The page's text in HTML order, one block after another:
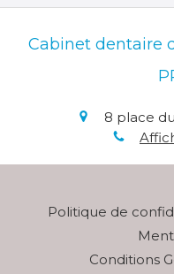
Cabinet dentaire
8 place
Politique de
Conditions